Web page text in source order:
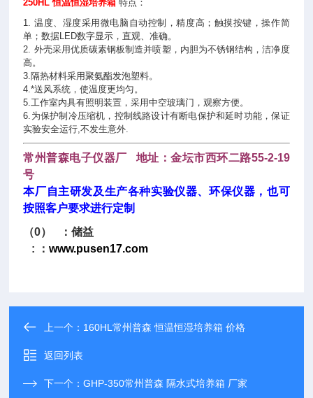
250HL 恒温恒湿培养箱 特点：
1. 温度、湿度采用微电脑自动控制，精度高；触摸按键，操作简
单；数据LED数字显示，直观、准确。
2. 外壳采用优质碳素钢板制造并喷塑，内胆为不锈钢结构，洁净度
高。
3.隔热材料采用聚氨酯发泡塑料。
4.*送风系统，使温度更均匀。
5.工作室内具有照明装置，采用中空玻璃门，观察方便。
6.为保护制冷压缩机，控制线路设计有断电保护和延时功能，保证
实验安全运行,不发生意外.
常州普森电子仪器厂 地址：金坛市西环二路55-2-19
号
本厂自主研发及生产各种实验仪器、环保仪器，也可
按照客户要求进行定制
（0） ：储益
: ：www.pusen17.com
上一个： 160HL常州普森 恒温恒湿培养箱 价格
返回列表
下一个：GHP-350常州普森 隔水式培养箱 厂家